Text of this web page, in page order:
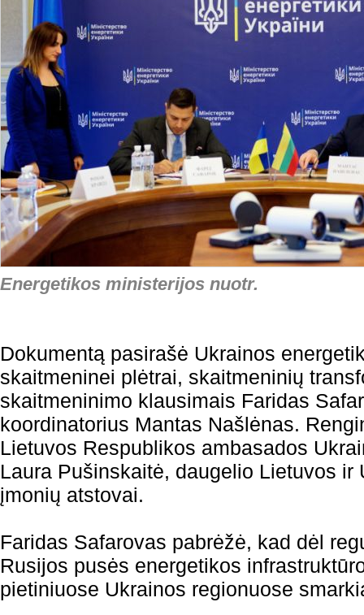
Energetikos ministerijos nuotr.
Dokumentą pasirašė Ukrainos
skaitmeninei plėtrai, skaitmeninių
skaitmeninimo klausimais Faridas
koordinatorius Mantas Našlėnas.
Lietuvos Respublikos ambasados
Laura Pušinskaitė, daugelio Lietuvos ir
įmonių atstovai.
Faridas Safarovas pabrėžė, kad dėl
Rusijos pusės energetikos
pietiniuose Ukrainos regionuose